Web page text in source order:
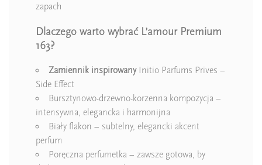
zapach
Dlaczego warto wybrać L’amour Premium
163?
Zamiennik inspirowanyInitio Parfums Prives –
Side Effect
Bursztynowo-drzewno-korzenna kompozycja –
intensywna, elegancka i harmonijna
Biały flakon – subtelny, elegancki akcent
perfum
Poręczna perfumetka – zawsze gotowa, by